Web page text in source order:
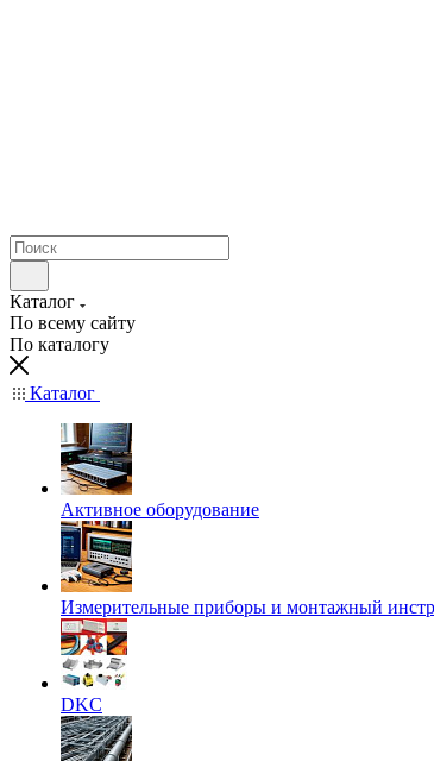
Каталог
По всему сайту
По каталогу
Каталог
Активное оборудование
Измерительные приборы и монтажный
DKC